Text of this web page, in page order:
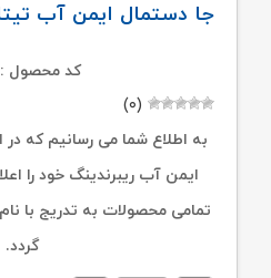
جا دستمال ایمن آب
کد محصول : ۱۶۱۳۱
(۰)
ایمن آب ریبرندینگ خود را
گردد.